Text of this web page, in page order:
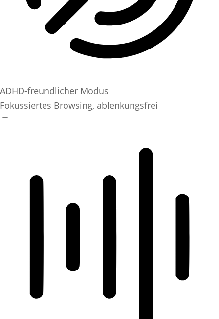
ADHD-freundlicher Modus
Fokussiertes Browsing, ablenkungsfrei